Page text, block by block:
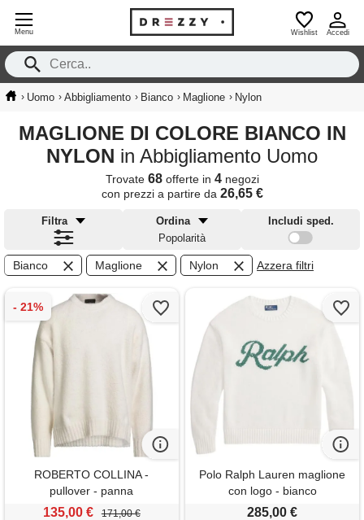
Menu Wishlist Accedi
› Uomo › Abbigliamento › Bianco › Maglione › Nylon
MAGLIONE DI COLORE BIANCO IN
NYLON in Abbigliamento Uomo
Trovate 68offerte in 4negozi
con prezzi a partire da 26,65 €
Filtra
Ordina
Popolarità
Includi sped.
Bianco Maglione Nylon Azzera filtri
ROBERTO COLLINA -
pullover - panna
135,00 € 171,00 €
Polo Ralph Lauren maglione
con logo - bianco
285,00 €